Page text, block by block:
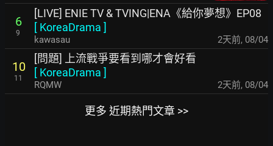
6
9
[LIVE] ENIE TV & TVING|ENA《給你夢想》EP08
[ KoreaDrama ]
kawasau 2天前, 08/04
10
11
[問題] 上流戰爭要看到哪才會好看
[ KoreaDrama ]
RQMW 2天前, 08/04
更多 近期熱門文章 >>